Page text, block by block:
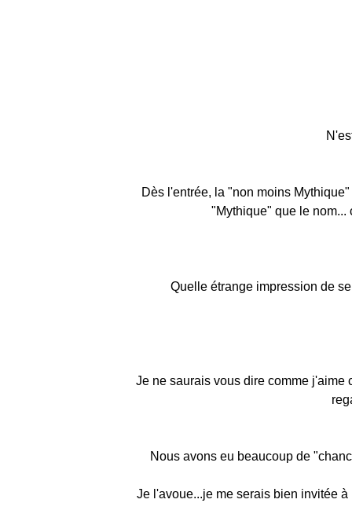
Dès l'entrée, la "non moins
"Mythique" que le nom...
Quelle étrange impression de
Je ne saurais vous dire comme j'aime
Nous avons eu beaucoup de
Je l'avoue...je me serais bien invitée